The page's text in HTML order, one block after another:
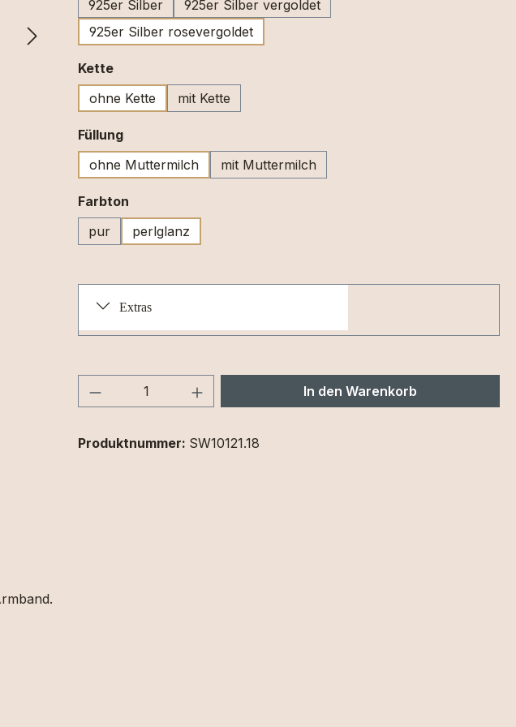
925er Silber
925er Silber vergoldet
925er Silber rosevergoldet
Ketteauswählen
ohne Kette
mit Kette
Füllungauswählen
ohne Muttermilch
mit Muttermilch
Farbton
pur
perlglanz
Extras
Produkt Anzahl: Gib den gewünschten Wert
In den Warenkorb
Produktnummer: SW10121.18